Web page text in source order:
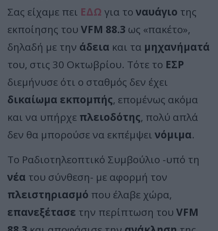
Σας είχαμε πει ΕΔΩ για το ναυάγιο της
εκποίησης του VFM 88.3 ως «πακέτο»,
δηλαδή με την άδεια και τα μηχανήματά
του, στις 30 Οκτωβρίου. Τότε το ΕΣΡ
διεμήνυσε ότι ο σταθμός δεν έχει
δικαίωμα εκπομπής, επομένως ακόμα
και να υπήρχε πλειοδότης, πολύ απλά
δεν θα μπορούσε να εκπέμψει νόμιμα.
Το Ραδιοτηλεοπτικό Συμβούλιο -υπό τη
νέα του σύνθεση- με αφορμή τον
πλειστηριασμό που έλαβε χώρα,
επανεξέτασε την περίπτωση του VFM